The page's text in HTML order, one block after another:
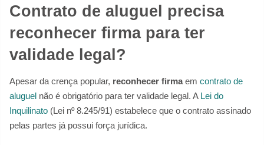
Contrato de aluguel precisa
reconhecer firma para ter
validade legal?
Apesar da crença popular, reconhecer firmaem contrato de
aluguel não é obrigatório para ter validade legal. A Lei do
Inquilinato (Lei nº 8.245/91) estabelece que o contrato assinado
pelas partes já possui força jurídica.